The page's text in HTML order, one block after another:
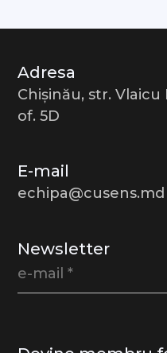
Adresa
Chișinău, str. Vlaicu
of. 5D
E-mail
echipa@cusens.md
Newsletter